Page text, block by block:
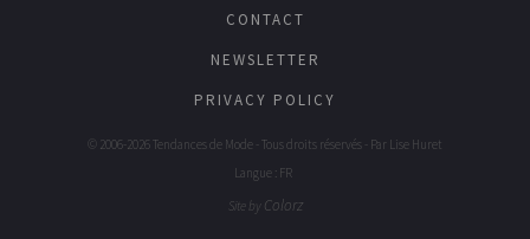
CONTACT
NEWSLETTER
PRIVACY POLICY
© 2006-2026 Tendances de Mode - Tous droits réservés - Par Lise Huret
Langue : FR
Site by Colorz